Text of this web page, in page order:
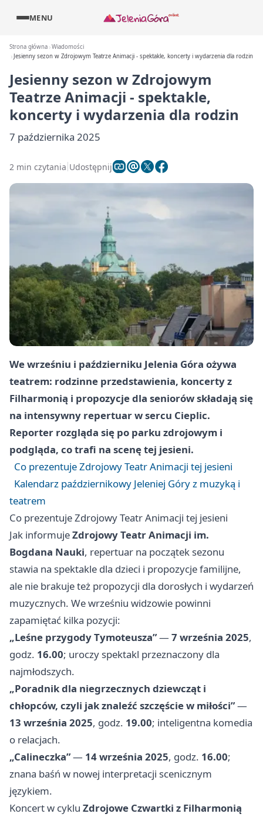
MENU
Strona główna Wiadomości
Jesienny sezon w Zdrojowym Teatrze Animacji - spektakle, koncerty i wydarzenia dla rodzin
Jesienny sezon w Zdrojowym
Teatrze Animacji - spektakle,
koncerty i wydarzenia dla rodzin
7 października 2025
2 min czytania Udostępnij
We wrześniu i październiku Jelenia Góra ożywa
teatrem: rodzinne przedstawienia, koncerty z
Filharmonią i propozycje dla seniorów składają się
na intensywny repertuar w sercu Cieplic.
Reporter rozgląda się po parku zdrojowym i
podgląda, co trafi na scenę tej jesieni.
Co prezentuje Zdrojowy Teatr Animacji tej jesieni
Kalendarz październikowy Jeleniej Góry z muzyką i
teatrem
Co prezentuje Zdrojowy Teatr Animacji tej jesieni
Jak informujeZdrojowy Teatr Animacji im.
Bogdana Nauki, repertuar na początek sezonu
stawia na spektakle dla dzieci i propozycje familijne,
ale nie brakuje też propozycji dla dorosłych i wydarzeń
muzycznych. We wrześniu widzowie powinni
zapamiętać kilka pozycji:
„Leśne przygody Tymoteusza”— 7 września 2025,
godz. 16.00; uroczy spektakl przeznaczony dla
najmłodszych.
„Poradnik dla niegrzecznych dziewcząt i
chłopców, czyli jak znaleźć szczęście w miłości”—
13 września 2025, godz. 19.00; inteligentna komedia
o relacjach.
„Calineczka”— 14 września 2025, godz. 16.00;
znana baśń w nowej interpretacji scenicznym
językiem.
Koncert w cyklu Zdrojowe Czwartki z Filharmonią